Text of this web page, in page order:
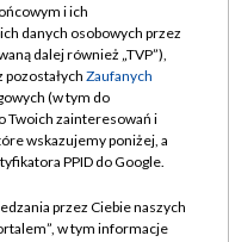
i ich
danych osobowych przez
dalej również „TVP”),
pozostałych Zaufanych
(w tym do
Twoich zainteresowań i
wskazujemy poniżej, a
PPID do Google.
przez Ciebie naszych
w tym informacje